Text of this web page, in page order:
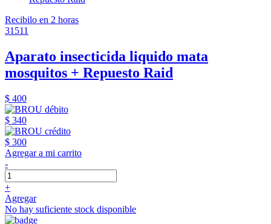
Recibilo en 2 horas
31511
Aparato insecticida liquido mata
mosquitos + Repuesto Raid
$ 400
$ 340
$ 300
Agregar a mi carrito
-
+
Agregar
No hay suficiente stock disponible